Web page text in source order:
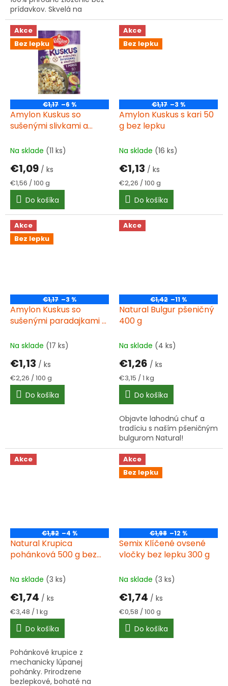
prídavkov. Skvelá na
polenty, bezlepkové pečivo
a varenie.
Akce
Bez lepku
€1,17 –6 %
Amylon Kuskus so
sušenými slivkami a
Na sklade (11 ks)
€1,09 / ks
Jednotková
cena:
€1,56 / 100 g
Do košíka
Akce
Bez lepku
€1,17 –3 %
Amylon Kuskus s kari 50
g bez lepku
Na sklade (16 ks)
€1,13 / ks
Jednotková
cena:
€2,26 / 100 g
Do košíka
Akce
Bez lepku
€1,17 –3 %
Amylon Kuskus so
sušenými paradajkami a
Na sklade (17 ks)
€1,13 / ks
Jednotková
cena:
€2,26 / 100 g
Do košíka
Akce
€1,42 –11 %
Natural Bulgur pšeničný
400 g
Na sklade (4 ks)
€1,26 / ks
Jednotková
cena:
€3,15 / 1 kg
Do košíka
Objavte lahodnú chuť a
tradíciu s naším pšeničným
bulgurom Natural!
Akce
€1,82 –4 %
Natural Krupica
pohánková 500 g bez
Na sklade (3 ks)
€1,74 / ks
Jednotková
cena:
€3,48 / 1 kg
Do košíka
Pohánkové krupice z
mechanicky lúpanej
pohánky. Prirodzene
bezlepkové, bohaté na
Akce
Bez lepku
€1,98 –12 %
Semix Klíčené ovsené
vločky bez lepku 300 g
Na sklade (3 ks)
€1,74 / ks
Jednotková
cena:
€0,58 / 100 g
Do košíka